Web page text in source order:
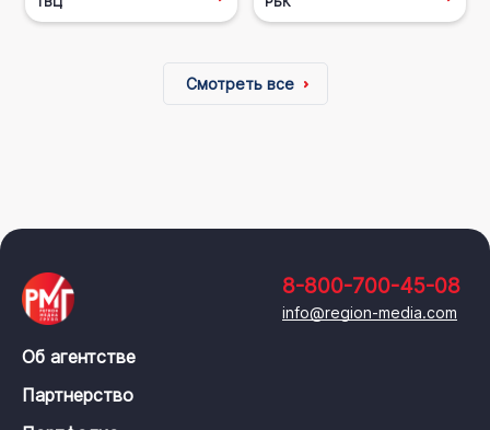
Смотреть все
8-800-700-45-08
info@region-media.com
Об агентстве
Партнерство